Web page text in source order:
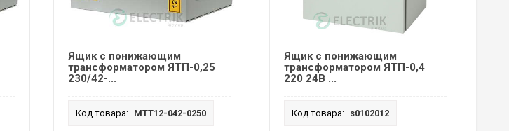
Ящик с понижающим
трансформатором ЯТП-0,25
230/42-...
Код товара: MTT12-042-0250
Ящик с понижающим
трансформатором ЯТП-0,4
220 24В ...
Код товара: s0102012